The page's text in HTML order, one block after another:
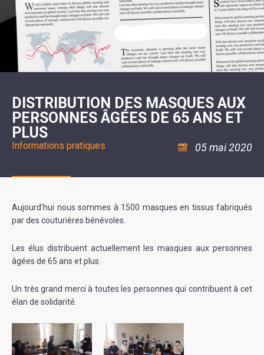
20ÈME
SIÈCLE
RÉUNIONS
DU
CONSEIL
MUNICIPAL
ARRÊTÉS
DÉCISIONS
MAIRE
DE
LA
MINORITÉ
LES
ÉCOLES
COLLÈGE
ESPACE
JEUNES
11
ANS
ASSOCIATION
COULÉE
DOUCE
ENVIRONNEMENT
L'EAU
L'ASSAINISSEMENT
RÉSIDENCE
AUTONOMIE
LA
POLICE
MUNICIPALE
SÉCURITÉ
RISQUES
SANTÉ/COMMERCES/ARTISANS
MUSIQUE
L'ÉCOLE
COMMUNAUTAIRE
DANSE
PISCINE
VOIE
VERTE
VISITES
DÉCOUVERTES
LES
RANDONNÉES
LE
CAMPING-
CARS
TENTES
ET
CARAVANES
LA
HALTE
À
DISTRIBUTION DES MASQUES AUX
PERSONNES ÂGÉES DE 65 ANS ET
PLUS
Informations pratiques 05 mai 2020
Aujourd’hui nous sommes à 1500 masques en tissus fabriqués
par des couturières bénévoles.
Les élus distribuent actuellement les masques aux personnes
âgées de 65 ans et plus.
Un très grand merci à toutes les personnes qui contribuent à cet
élan de solidarité.